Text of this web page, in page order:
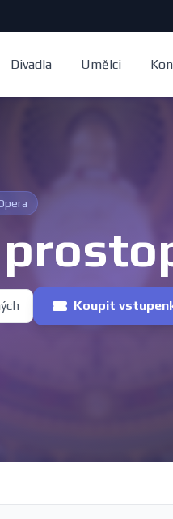
Divadla Umělci
Koupit